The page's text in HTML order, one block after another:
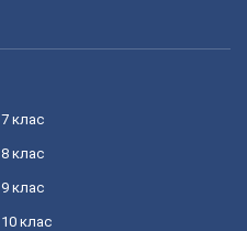
7 клас
8 клас
9 клас
10 клас